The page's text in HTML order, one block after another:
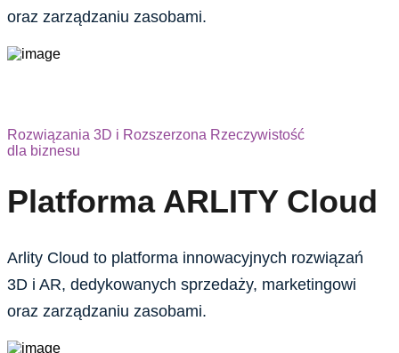
oraz zarządzaniu zasobami.
Rozwiązania 3D i Rozszerzona Rzeczywistość
dla biznesu
Platforma ARLITY Cloud​
Arlity Cloud to platforma innowacyjnych rozwiązań
3D i AR, dedykowanych sprzedaży, marketingowi
oraz zarządzaniu zasobami.